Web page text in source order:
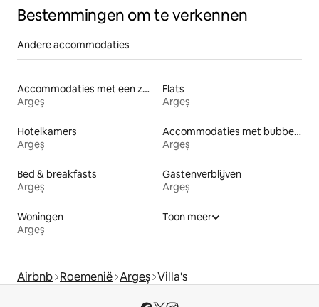
Bestemmingen om te verkennen
Andere accommodaties
Accommodaties met een zwembad
Argeș
Flats
Argeș
Hotelkamers
Argeș
Accommodaties met bubbelbad
Argeș
Bed & breakfasts
Argeș
Gastenverblijven
Argeș
Woningen
Argeș
Toon meer
Airbnb Roemenië Argeș Villa's